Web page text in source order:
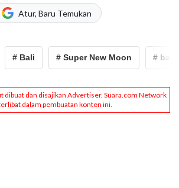
Atur, Baru Temukan
# Bali # Super New Moon #